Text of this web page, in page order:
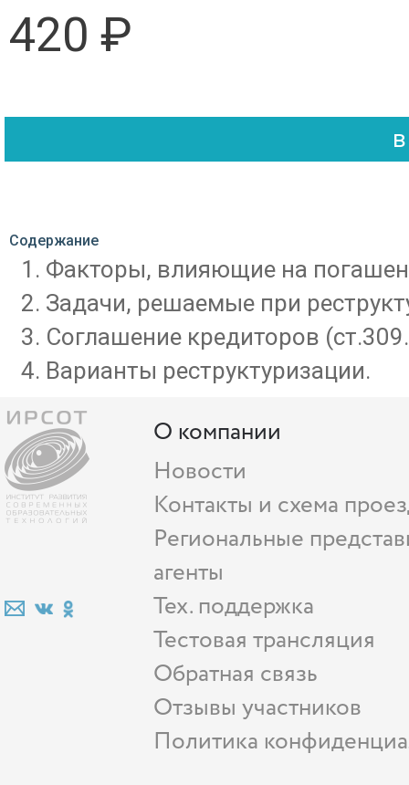
420 ₽
Содержание
Факторы, влияющие на
Задачи, решаемые при
Соглашение кредиторов
Варианты реструктуризации.
О компании
Новости
Контакты и схема
Региональные
агенты
Тех. поддержка
Тестовая трансляция
Обратная связь
Отзывы участников
Политика